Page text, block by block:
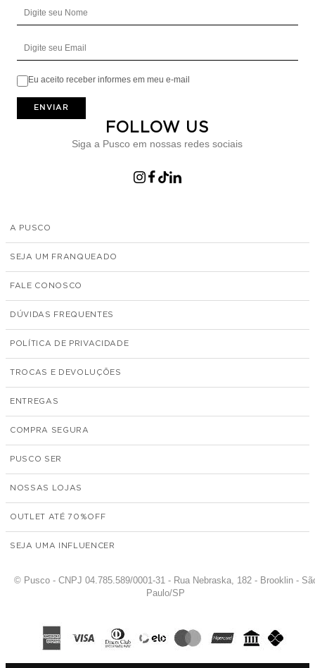
Eu aceito receber informes em meu e-mail
ENVIAR
FOLLOW US
Siga a Pusco em nossas redes sociais
A PUSCO
SEJA UM FRANQUEADO
FALE CONOSCO
DÚVIDAS FREQUENTES
POLÍTICA DE PRIVACIDADE
TROCAS E DEVOLUÇÕES
ENTREGAS
COMPRA SEGURA
PUSCO SER
NOSSAS LOJAS
OUTLET ATÉ 70%
SEJA UMA INFLUENCER
© Pusco - CNPJ 04.785.589/0001-31 - Rua Nebraska, 182 - Brooklin -
Paulo/SP